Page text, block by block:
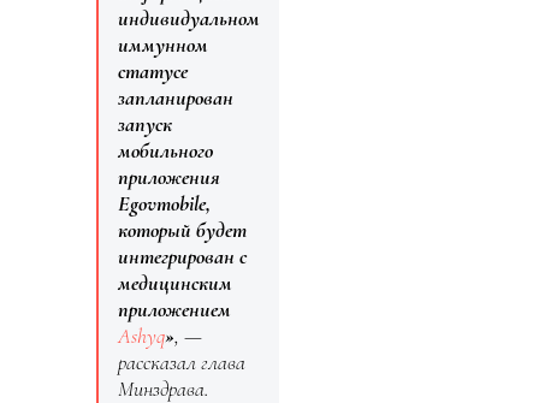
индивидуальном
иммунном
статусе
запланирован
запуск
мобильного
приложения
Egovmobile,
который будет
интегрирован с
медицинским
приложением
Ashyq», —
рассказал глава
Минздрава.